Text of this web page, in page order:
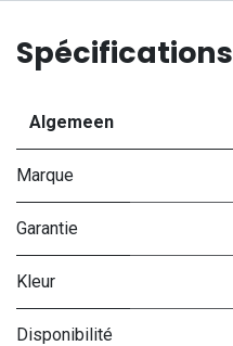
Spécifications
Algemeen
Marque
Garantie
Kleur
Disponibilité